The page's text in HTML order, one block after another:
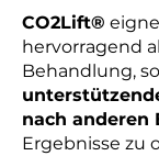
CO2Lift®
hervorragend
Behandlung,
nach anderen
Ergebnisse zu